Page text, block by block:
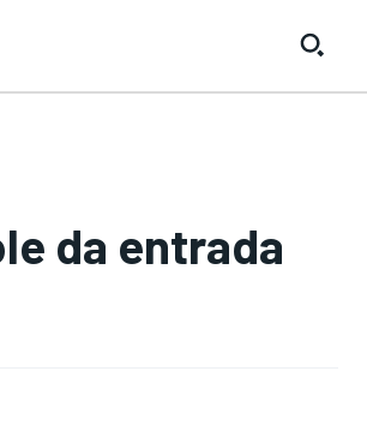
da entrada